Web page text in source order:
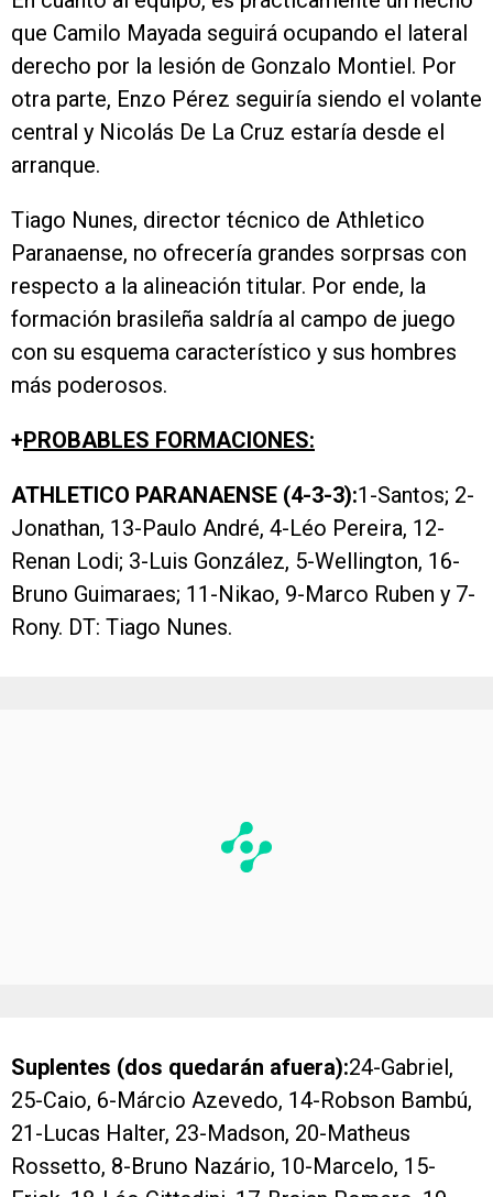
que Camilo Mayada seguirá ocupando el lateral
derecho por la lesión de Gonzalo Montiel. Por
otra parte, Enzo Pérez seguiría siendo el volante
central y Nicolás De La Cruz estaría desde el
arranque.
Tiago Nunes, director técnico de Athletico
Paranaense, no ofrecería grandes sorprsas con
respecto a la alineación titular. Por ende, la
formación brasileña saldría al campo de juego
con su esquema característico y sus hombres
más poderosos.
+PROBABLES FORMACIONES:
ATHLETICO PARANAENSE (4-3-3):1-Santos; 2-
Jonathan, 13-Paulo André, 4-Léo Pereira, 12-
Renan Lodi; 3-Luis González, 5-Wellington, 16-
Bruno Guimaraes; 11-Nikao, 9-Marco Ruben y 7-
Rony. DT: Tiago Nunes.
Suplentes (dos quedarán afuera):24-Gabriel,
25-Caio, 6-Márcio Azevedo, 14-Robson Bambú,
21-Lucas Halter, 23-Madson, 20-Matheus
Rossetto, 8-Bruno Nazário, 10-Marcelo, 15-